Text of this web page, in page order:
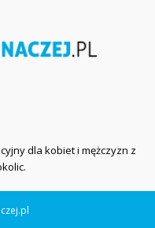
dla kobiet i mężczyzn z